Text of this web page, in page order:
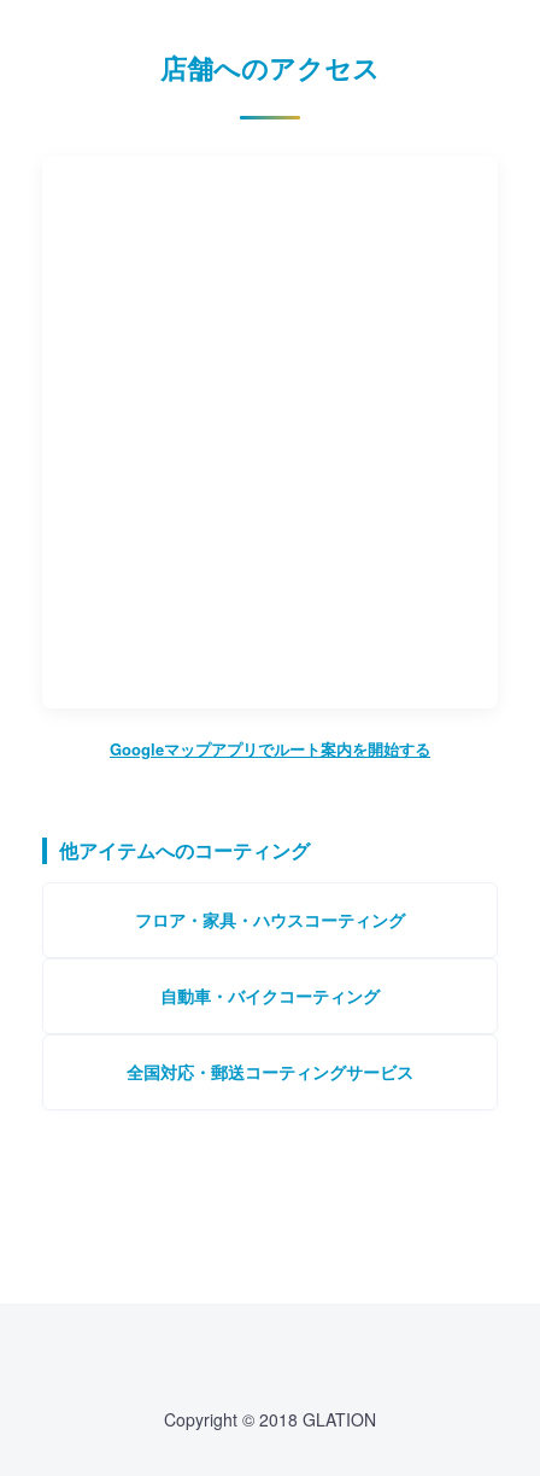
店舗へのアクセス
Googleマップアプリでルート案内を開始する
他アイテムへのコーティング
フロア・家具・ハウスコーティング
自動車・バイクコーティング
全国対応・郵送コーティングサービス
Copyright © 2018 GLATION